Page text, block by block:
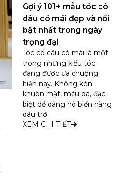
Gợi ý 101+ mẫu tóc cô
dâu có mái đẹp và nổi
bật nhất trong ngày
trọng đại
Tóc cô dâu có mái là một
trong những kiểu tóc
đang được ưa chuộng
hiện nay. Không kén
khuôn mặt, màu da, đặc
biệt dễ dàng hô biến nàng
dâu trở
XEM CHI TIẾT